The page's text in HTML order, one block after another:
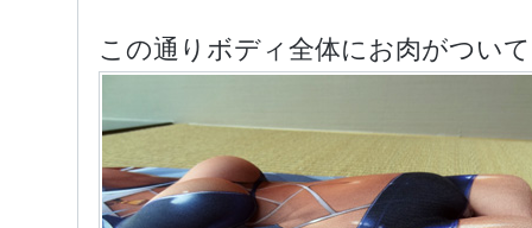
この通りボディ全体にお肉がつい